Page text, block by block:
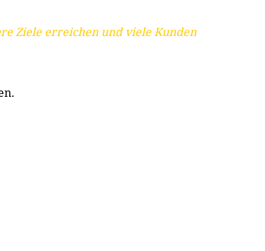
Ziele erreichen und viele Kunden